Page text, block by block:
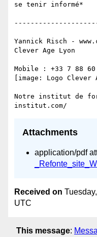
se tenir informé*
Yannick Risch -
Clever Age Lyon
Mobile : +33 7 88 60
[image: Logo Clever
Notre institut de
Attachments
application/pdf
Received on
UTC
This message: